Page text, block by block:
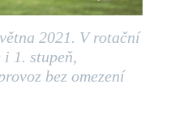
2021. V rotační
1. stupeň,
bez omezení